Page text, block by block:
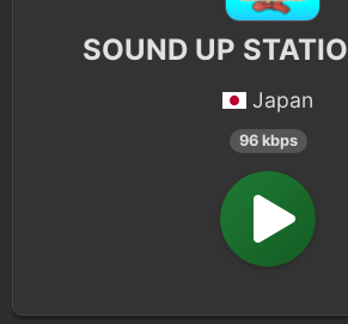
SOUND UP
Japan
96 kbps